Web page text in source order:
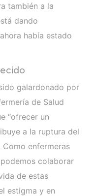
también a la
dando
había estado
galardonado por
de Salud
“ofrecer un
a la ruptura del
enfermeras
colaborar
de estas
estigma y en